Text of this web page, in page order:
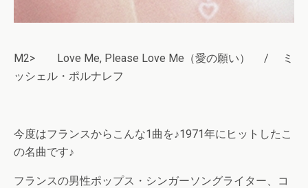
M2> Love Me, Please Love Me（愛の願い） / ミ
ッシェル・ポルナレフ
今度はフランスからこんな1曲を♪1971年にヒットしたこ
の名曲です♪
フランスの男性ポップス・シンガーソングライター、コ